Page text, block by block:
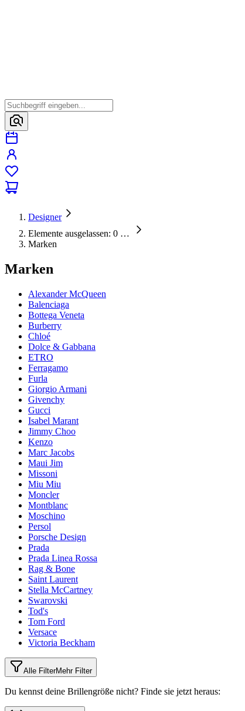
Designer
Elemente ausgelassen: 0 …
Marken
Marken
Alexander McQueen
Balenciaga
Bottega Veneta
Burberry
Chloé
Dolce & Gabbana
ETRO
Ferragamo
Furla
Giorgio Armani
Givenchy
Gucci
Isabel Marant
Jimmy Choo
Kenzo
Marc Jacobs
Maui Jim
Missoni
Miu Miu
Moncler
Montblanc
Moschino
Persol
Porsche Design
Prada
Prada Linea Rossa
Rag & Bone
Saint Laurent
Stella McCartney
Swarovski
Tod's
Tom Ford
Versace
Victoria Beckham
Alle FilterMehr Filter
Du kennst deine Brillengröße nicht? Finde sie jetzt heraus: